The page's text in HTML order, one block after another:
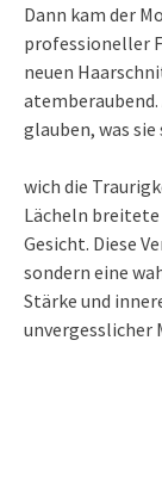
Dann kam der
professioneller
neuen
glauben, was sie
wich die
Lächeln
Gesicht. Diese
sondern eine
Stärke und
unvergesslicher